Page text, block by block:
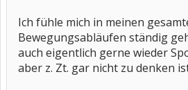
Ich fühle mich in meinen
Bewegungsabläufen ständig
auch eigentlich gerne wieder
aber z. Zt. gar nicht zu denken